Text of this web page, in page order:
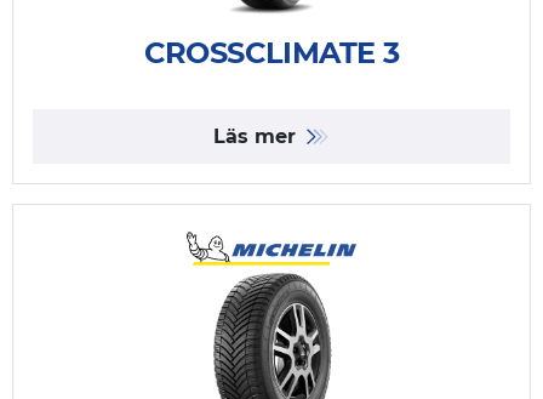
CROSSCLIMATE 3
Läs mer